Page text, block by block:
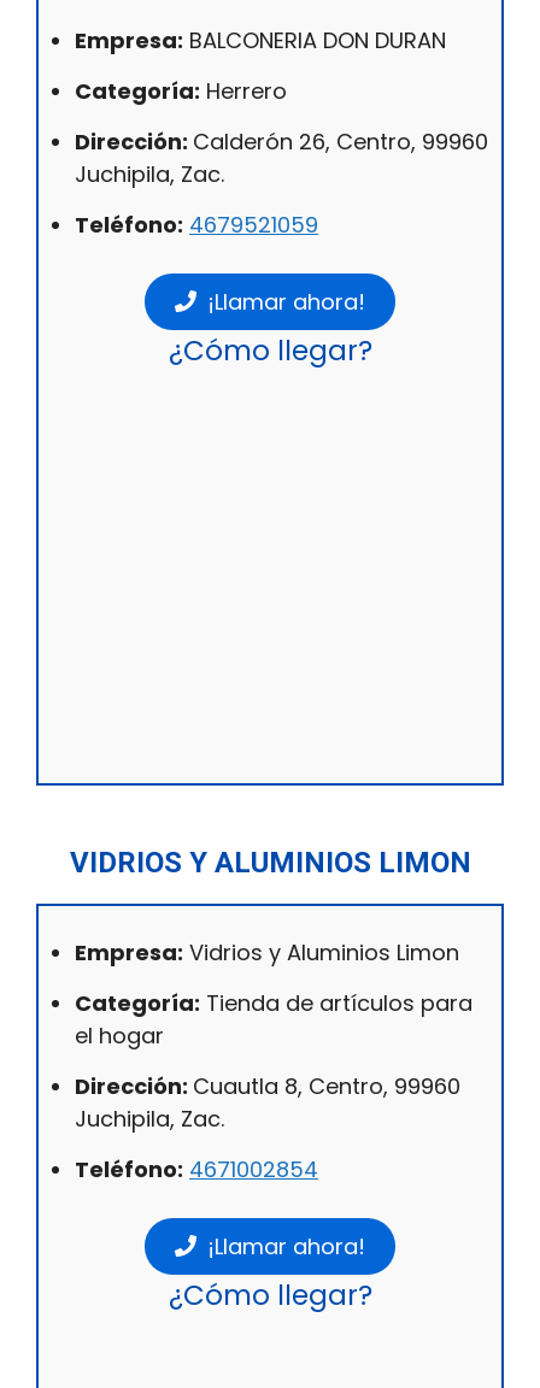
Empresa: BALCONERIA DON DURAN
Categoría: Herrero
Dirección: Calderón 26, Centro, 99960
Juchipila, Zac.
Teléfono: 4679521059
¡Llamar ahora!
¿Cómo llegar?
VIDRIOS Y ALUMINIOS LIMON
Empresa: Vidrios y Aluminios Limon
Categoría: Tienda de artículos para
el hogar
Dirección: Cuautla 8, Centro, 99960
Juchipila, Zac.
Teléfono: 4671002854
¡Llamar ahora!
¿Cómo llegar?